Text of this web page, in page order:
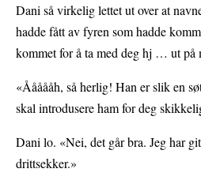
Dani så virkelig lettet ut over at
hadde fått av fyren som hadde
kommet for å ta med deg hj … ut på
«Åååååh, så herlig! Han er slik en
skal introdusere ham for deg
Dani lo. «Nei, det går bra. Jeg har
drittsekker.»